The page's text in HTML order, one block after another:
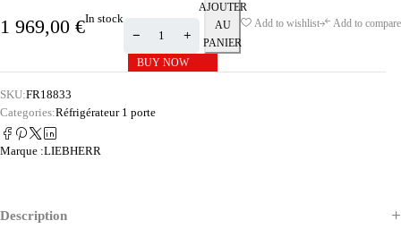
1 969,00 €In stock
AJOUTER
AU
PANIER
BUY NOW
Add to wishlist Add to compare
SKU:FR18833
Categories:Réfrigérateur 1 porte
Marque :LIEBHERR
Description